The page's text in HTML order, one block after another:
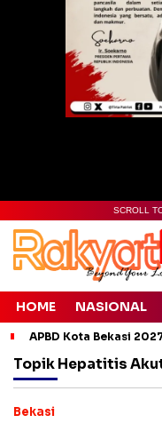
SCROLL
HOME NASIONAL
APBD Kota Bekasi
Topik Hepatitis
Bekasi